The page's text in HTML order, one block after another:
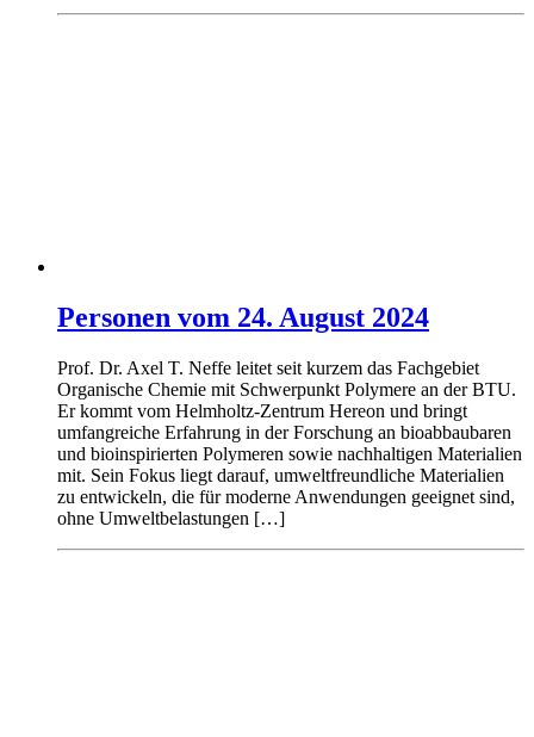
Personen vom 24. August 2024
Prof. Dr. Axel T. Neffe leitet seit kurzem das Fachgebiet
Organische Chemie mit Schwerpunkt Polymere an der BTU.
Er kommt vom Helmholtz-Zentrum Hereon und bringt
umfangreiche Erfahrung in der Forschung an bioabbaubaren
und bioinspirierten Polymeren sowie nachhaltigen Materialien
mit. Sein Fokus liegt darauf, umweltfreundliche Materialien
zu entwickeln, die für moderne Anwendungen geeignet sind,
ohne Umweltbelastungen […]